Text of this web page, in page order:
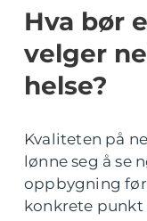
Hva bør
velger
helse?
Kvaliteten på
lønne seg å se
oppbygning før
konkrete punkt